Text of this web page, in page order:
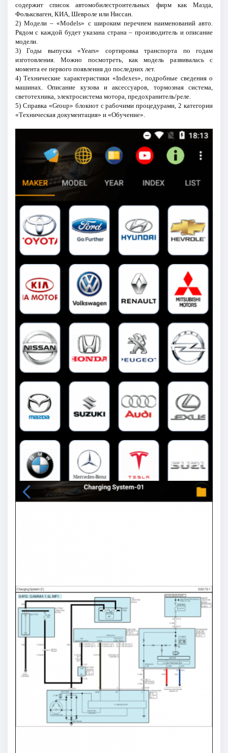
содержит список автомобилестроительных фирм как Мазда,
Фольксваген, КИА, Шевроле или Ниссан.
2) Модели – «Models» с широким перечнем наименований авто.
Рядом с каждой будет указана страна – производитель и описание
модели.
3) Годы выпуска «Years» сортировка транспорта по годам
изготовления. Можно посмотреть, как модель развивалась с
момента ее первого появления до последних лет.
4) Технические характеристики «Indexes», подробные сведения о
машинах. Описание кузова и аксессуаров, тормозная система,
светотехника, электросистема мотора, предохранитель/реле.
5) Справка «Group» блокнот с рабочими процедурами, 2 категории
«Техническая документация» и «Обучение».